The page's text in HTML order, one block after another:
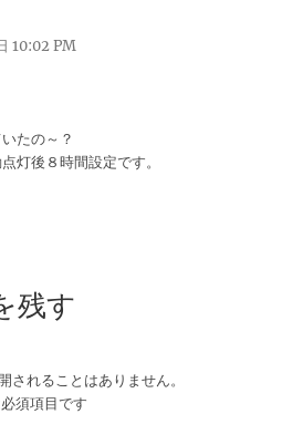
10:02 PM
たの～？
灯後８時間設定です。
残す
されることはありません。
須項目です